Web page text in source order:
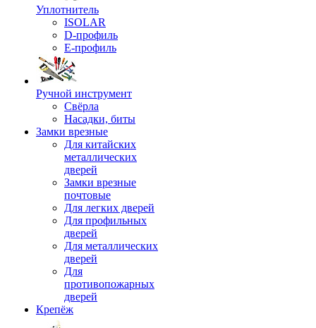
Уплотнитель
ISOLAR
D-профиль
Е-профиль
Ручной инструмент
Свёрла
Насадки, биты
Замки врезные
Для китайских
металлических
дверей
Замки врезные
почтовые
Для легких дверей
Для профильных
дверей
Для металлических
дверей
Для
противопожарных
дверей
Крепёж